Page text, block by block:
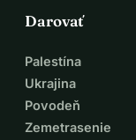
Darovať
Palestína
Ukrajina
Povodeň
Zemetrasenie